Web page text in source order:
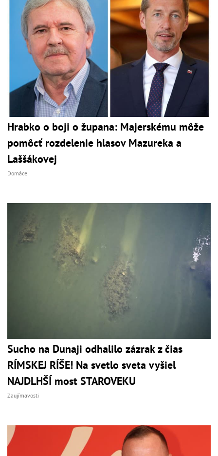
Hrabko o boji o župana: Majerskému môže
pomôcť rozdelenie hlasov Mazureka a
Laššákovej
Domáce
Sucho na Dunaji odhalilo zázrak z čias
RÍMSKEJ RÍŠE! Na svetlo sveta vyšiel
NAJDLHŠÍ most STAROVEKU
Zaujímavosti